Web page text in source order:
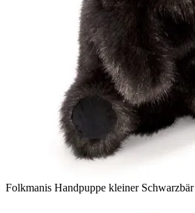
Folkmanis Handpuppe kleiner Schwarzbär